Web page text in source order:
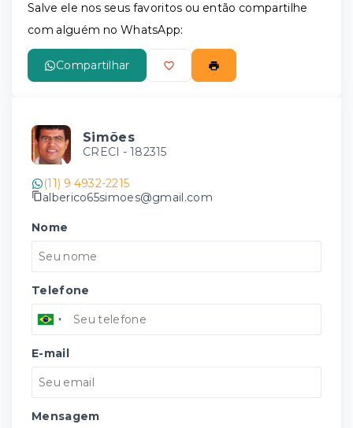
Salve ele nos seus favoritos ou então compartilhe
com alguém no WhatsApp:
Compartilhar
Simões
CRECI - 182315
(11) 9 4932-2215
alberico65simoes@gmail.com
Nome
Telefone
E-mail
Mensagem